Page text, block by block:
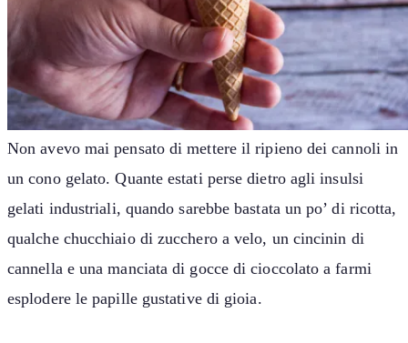
Non avevo mai pensato di mettere il ripieno dei cannoli in
un cono gelato. Quante estati perse dietro agli insulsi
gelati industriali, quando sarebbe bastata un po’ di ricotta,
qualche chucchiaio di zucchero a velo, un cincinin di
cannella e una manciata di gocce di cioccolato a farmi
esplodere le papille gustative di gioia.